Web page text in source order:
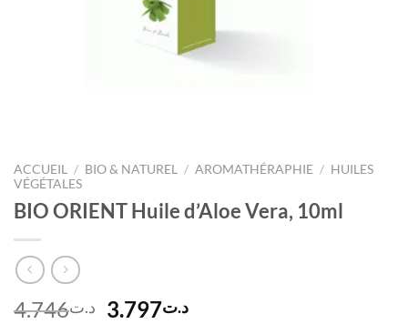
ACCUEIL / BIO & NATUREL / AROMATHÉRAPHIE / HUILES
VÉGÉTALES
BIO ORIENT Huile d’Aloe Vera, 10ml
د.ت4.746
Le
د.ت3.797
Le